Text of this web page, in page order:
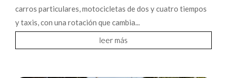
carros particulares, motocicletas de dos y cuatro tiempos
y taxis, con una rotación que cambia...
leer más